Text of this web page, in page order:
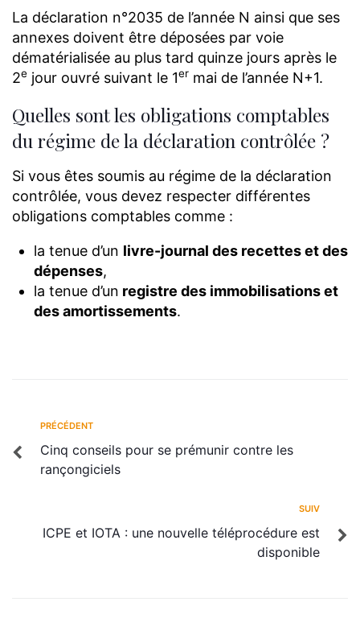
La déclaration n°2035 de l’année N ainsi que ses
annexes doivent être déposées par voie
dématérialisée au plus tard quinze jours après le
2e jour ouvré suivant le 1er mai de l’année N+1.
Quelles sont les obligations comptables
du régime de la déclaration contrôlée ?
Si vous êtes soumis au régime de la déclaration
contrôlée, vous devez respecter différentes
obligations comptables comme :
la tenue d’un livre-journal des recettes et des
dépenses,
la tenue d’un registre des immobilisations et
des amortissements.
PRÉCÉDENT
Cinq conseils pour se prémunir contre les
rançongiciels
SUIV
ICPE et IOTA : une nouvelle téléprocédure est
disponible